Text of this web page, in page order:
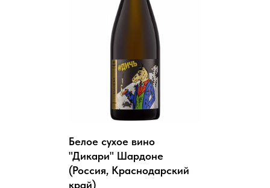
Белое сухое вино
"Дикари" Шардоне
(Россия, Краснодарский
край)